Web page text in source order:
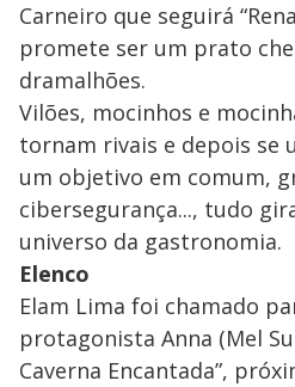
Carneiro que seguirá
promete ser um prato
dramalhões.
Vilões, mocinhos e
tornam rivais e depois se
um objetivo em comum,
cibersegurança..., tudo
universo da gastronomia.
Elenco
Elam Lima foi chamado
protagonista Anna (Mel
Caverna Encantada”,